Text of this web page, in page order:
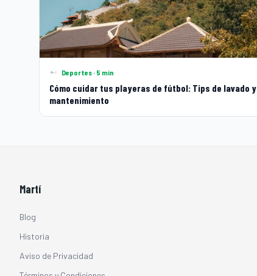
Deportes · 5 min
Cómo cuidar tus playeras de fútbol: Tips de lavado y
mantenimiento
Martí
Blog
Historia
Aviso de Privacidad